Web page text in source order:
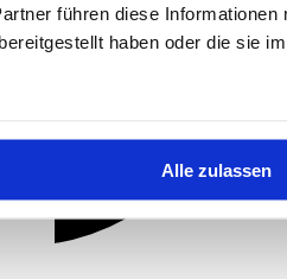
führen diese
haben oder die sie
Alle zulassen